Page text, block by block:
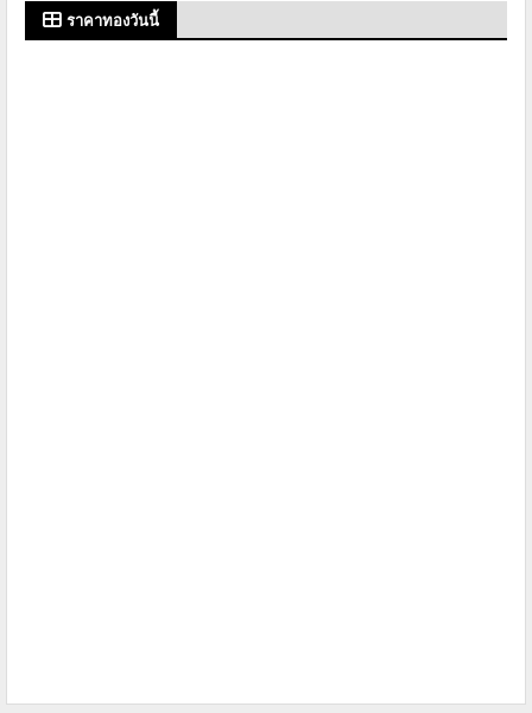
ราคาทองวันนี้